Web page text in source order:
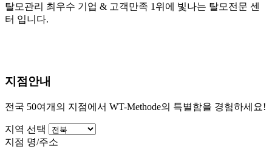
탈모관리 최우수 기업 & 고객만족 1위에 빛나는 탈모전문 센
터 입니다.
지점안내
전국 50여개의 지점에서 WT-Methode의 특별함을 경험하세요!
지역 선택
지점 명/주소